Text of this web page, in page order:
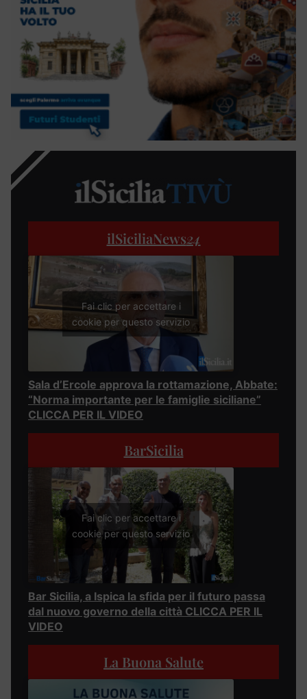
ilSiciliaNews24
Fai clic per accettare i
cookie per questo servizio
Sala d’Ercole approva la rottamazione, Abbate:
“Norma importante per le famiglie siciliane”
CLICCA PER IL VIDEO
BarSicilia
Fai clic per accettare i
cookie per questo servizio
Bar Sicilia, a Ispica la sfida per il futuro passa
dal nuovo governo della città CLICCA PER IL
VIDEO
La Buona Salute